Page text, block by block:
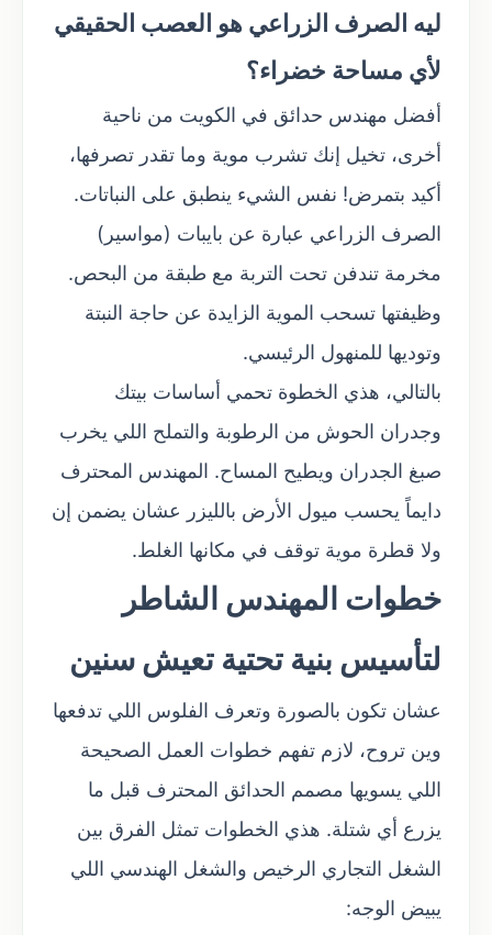
ليه الصرف الزراعي هو العصب الحقيقي
لأي مساحة خضراء؟
أفضل مهندس حدائق في الكويت من ناحية
أخرى، تخيل إنك تشرب موية وما تقدر تصرفها،
أكيد بتمرض! نفس الشيء ينطبق على النباتات.
الصرف الزراعي عبارة عن بايبات (مواسير)
مخرمة تندفن تحت التربة مع طبقة من البحص.
وظيفتها تسحب الموية الزايدة عن حاجة النبتة
وتوديها للمنهول الرئيسي.
بالتالي، هذي الخطوة تحمي أساسات بيتك
وجدران الحوش من الرطوبة والتملح اللي يخرب
صبغ الجدران ويطيح المساح. المهندس المحترف
دايماً يحسب ميول الأرض بالليزر عشان يضمن إن
ولا قطرة موية توقف في مكانها الغلط.
خطوات المهندس الشاطر
لتأسيس بنية تحتية تعيش سنين
عشان تكون بالصورة وتعرف الفلوس اللي تدفعها
وين تروح، لازم تفهم خطوات العمل الصحيحة
اللي يسويها مصمم الحدائق المحترف قبل ما
يزرع أي شتلة. هذي الخطوات تمثل الفرق بين
الشغل التجاري الرخيص والشغل الهندسي اللي
يبيض الوجه: